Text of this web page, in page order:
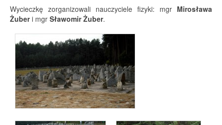
Wycieczkę zorganizowali nauczyciele fizyki: mgr Mirosława
Żuberi mgr Sławomir Żuber.